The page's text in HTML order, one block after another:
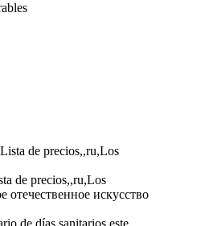
de precios,,ru,Los
de días sanitarios este